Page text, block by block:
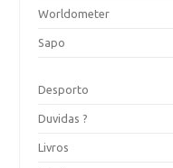
Worldometer
Sapo
Desporto
Duvidas ?
Livros